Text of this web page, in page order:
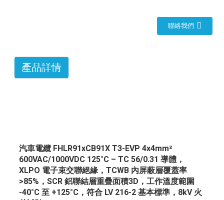
聯絡我們
產品詳情
汽車電纜 FHLR91xCB91X T3-EVP 4x4mm²
600VAC/1000VDC 125°C – TC 56/0.31 導體，
XLPO 電子束交聯絕緣，TCWB 內屏蔽層覆蓋率
>85%，SCR 鋁聯結層重疊面積3D，工作溫度範圍
-40°C 至 +125°C，符合 LV 216-2 基本標準，8kV 火